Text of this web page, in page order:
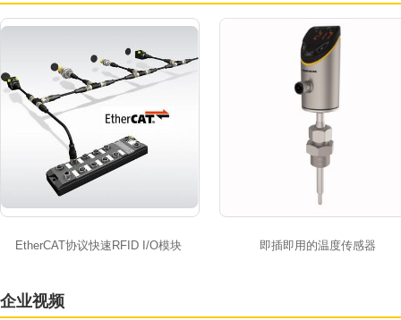
EtherCAT协议快速RFID I/O模块 即插即用的温度传感器
企业视频